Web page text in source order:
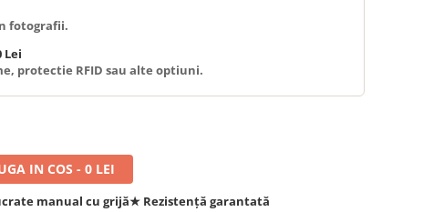
fotografii.
Lei
protectie RFID sau alte optiuni.
IN COS - 0 LEI
manual cu grijă★ Rezistență garantată